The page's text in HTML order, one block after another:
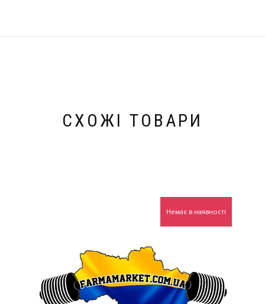
СХОЖІ ТОВАРИ
Немає в наявності